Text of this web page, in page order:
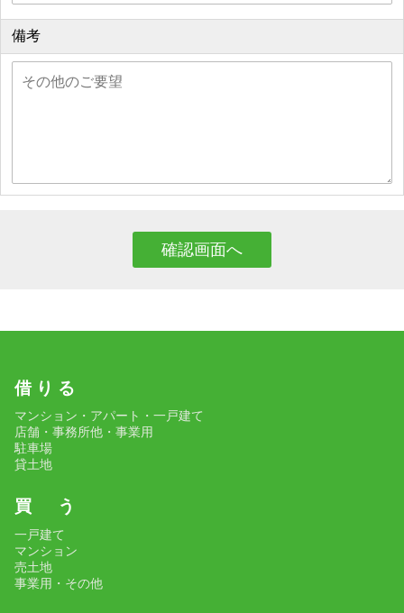
備考
借 り る
マンション・アパート・一戸建て
店舗・事務所他・事業用
駐車場
貸土地
買 う
一戸建て
マンション
売土地
事業用・その他